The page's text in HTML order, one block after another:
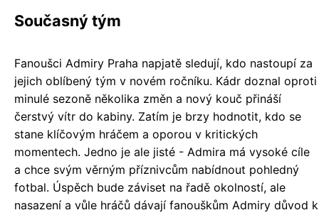
Současný tým
Fanoušci Admiry Praha napjatě sledují, kdo nastoupí za
jejich oblíbený tým v novém ročníku. Kádr doznal oproti
minulé sezoně několika změn a nový kouč přináší
čerstvý vítr do kabiny. Zatím je brzy hodnotit, kdo se
stane klíčovým hráčem a oporou v kritických
momentech. Jedno je ale jisté - Admira má vysoké cíle
a chce svým věrným příznivcům nabídnout pohledný
fotbal. Úspěch bude záviset na řadě okolností, ale
nasazení a vůle hráčů dávají fanouškům Admiry důvod k